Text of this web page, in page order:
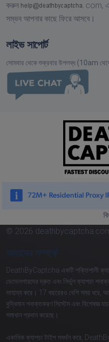
করুন
com,
সম্ভব আপনার কাছে ফিরে আসবে।
লাইভ সাপোর্ট
সোমবার থেকে শুক্রবার উপলব্ধ (10am
© 2026
DeathByCaptcha একটি শক্তিশালী
ডেভেলপারদের দ্রুত এবং নির্ভুল ক্যাপচা
সাহায্য করে। 17 বছরেরও বেশি সময় ধরে,
বুদ্ধিমান শনাক্তকরণ সিস্টেম এবং বিশেষজ্ঞ
সমাধান প্রদান করেছে।
একাধিক ক্যাপচা টাইপ সমর্থন করে,